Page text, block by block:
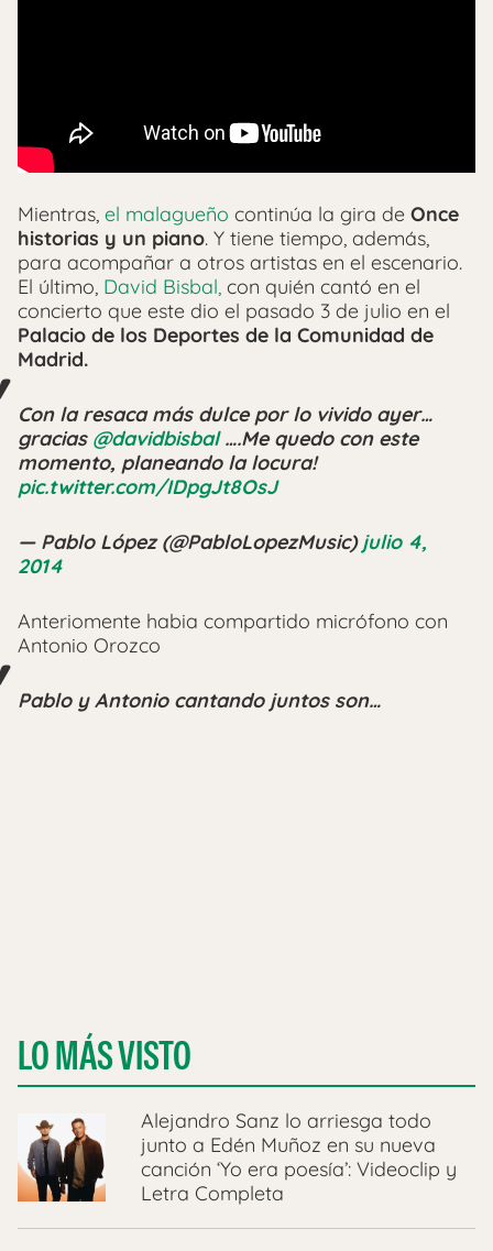
Mientras, el malagueño continúa la gira de Once
historias y un piano. Y tiene tiempo, además,
para acompañar a otros artistas en el escenario.
El último, David Bisbal, con quién cantó en el
concierto que este dio el pasado 3 de julio en el
Palacio de los Deportes de la Comunidad de
Madrid.
Con la resaca más dulce por lo vivido ayer…
gracias @davidbisbal….Me quedo con este
momento, planeando la locura!
pic.twitter.com/IDpgJt8OsJ
— Pablo López (@PabloLopezMusic)julio 4,
2014
Anteriomente habia compartido micrófono con
Antonio Orozco
Pablo y Antonio cantando juntos son…
LO MÁS VISTO
Alejandro Sanz lo arriesga todo
junto a Edén Muñoz en su nueva
canción ‘Yo era poesía’: Videoclip y
Letra Completa